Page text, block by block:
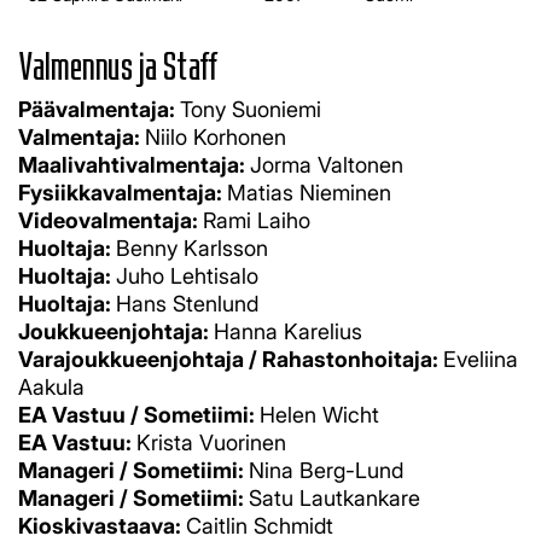
Valmennus ja Staff
Päävalmentaja: Tony Suoniemi
Valmentaja: Niilo Korhonen
Maalivahtivalmentaja: Jorma Valtonen
Fysiikkavalmentaja: Matias Nieminen
Videovalmentaja: Rami Laiho
Huoltaja: Benny Karlsson
Huoltaja: Juho Lehtisalo
Huoltaja: Hans Stenlund
Joukkueenjohtaja: Hanna Karelius
Varajoukkueenjohtaja / Rahastonhoitaja: Eveliina
Aakula
EA Vastuu / Sometiimi: Helen Wicht
EA Vastuu: Krista Vuorinen
Manageri / Sometiimi: Nina Berg-Lund
Manageri / Sometiimi: Satu Lautkankare
Kioskivastaava: Caitlin Schmidt